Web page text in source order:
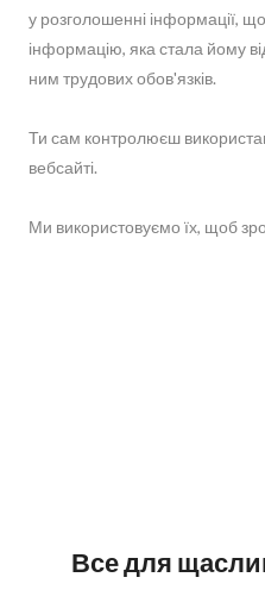
у розголошенні інформації,
інформацію, яка стала йому
ним трудових обов'язків.
Ти сам контролюєш
вебсайті.
Ми використовуємо їх, щоб
Все для